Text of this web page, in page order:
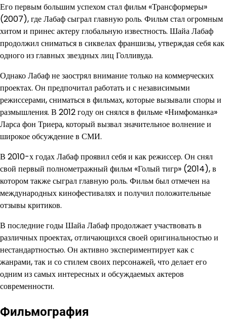
Его первым большим успехом стал фильм «Трансформеры»
(2007), где Лабаф сыграл главную роль. Фильм стал огромным
хитом и принес актеру глобальную известность. Шайа Лабаф
продолжил сниматься в сиквелах франшизы, утверждая себя как
одного из главных звездных лиц Голливуда.
Однако Лабаф не заострял внимание только на коммерческих
проектах. Он предпочитал работать и с независимыми
режиссерами, сниматься в фильмах, которые вызывали споры и
размышления. В 2012 году он снялся в фильме «Нимфоманка»
Ларса фон Триера, который вызвал значительное волнение и
широкое обсуждение в СМИ.
В 2010-х годах Лабаф проявил себя и как режиссер. Он снял
свой первый полнометражный фильм «Голый тигр» (2014), в
котором также сыграл главную роль. Фильм был отмечен на
международных кинофестивалях и получил положительные
отзывы критиков.
В последние годы Шайа Лабаф продолжает участвовать в
различных проектах, отличающихся своей оригинальностью и
нестандартностью. Он активно экспериментирует как с
жанрами, так и со стилем своих персонажей, что делает его
одним из самых интересных и обсуждаемых актеров
современности.
Фильмография